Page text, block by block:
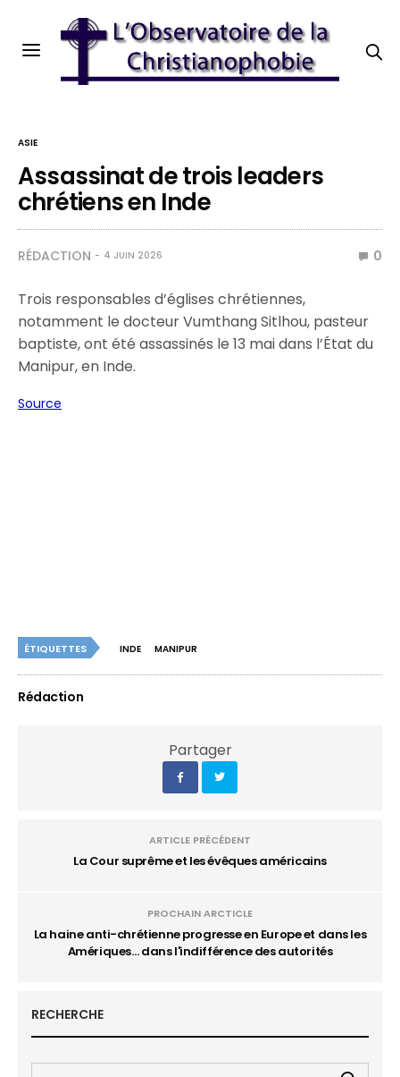
ASIE
Assassinat de trois leaders
chrétiens en Inde
RÉDACTION 4 JUIN 2026 0
Trois responsables d’églises chrétiennes,
notamment le docteur Vumthang Sitlhou, pasteur
baptiste, ont été assassinés le 13 mai dans l’État du
Manipur, en Inde.
Source
ÉTIQUETTES INDE MANIPUR
Rédaction
Partager
ARTICLE PRÉCÉDENT
La Cour suprême et les évêques américains
PROCHAIN ARCTICLE
La haine anti-chrétienne progresse en Europe et dans les
Amériques… dans l'indifférence des autorités
RECHERCHE